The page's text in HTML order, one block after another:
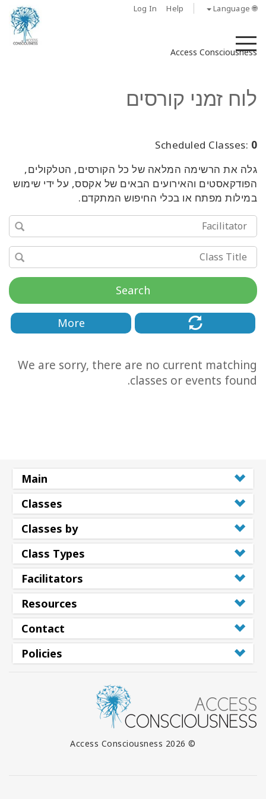
Log In Help 🌐 Language
Access Consciousness
לוח זמני קורסים
Scheduled Classes: 0
גלה את הרשימה המלאה של כל הקורסים, הטלקולים,
הפודקאסטים והאירועים הבאים של אקסס, על ידי שימוש
במילות מפתח או בכלי החיפוש המתקדם.
Search
More
We are sorry, there are no current matching
classes or events found.
Main
Classes
Classes by
Class Types
Facilitators
Resources
Contact
Policies
© 2026 Access Consciousness